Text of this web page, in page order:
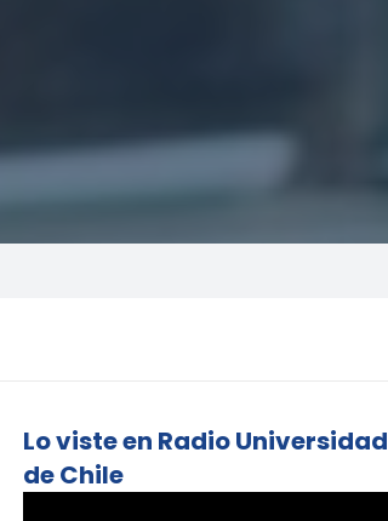
Lo viste en Radio Universidad
de Chile